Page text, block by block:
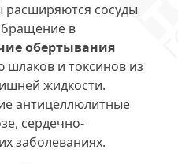
сосуды
в
обертывания
шлаков и токсинов из
жидкости.
антицеллюлитные
сердечно-
заболеваниях.